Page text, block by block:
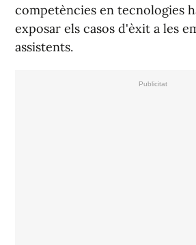
competències en tecnologies
exposar els casos d'èxit a les
assistents.